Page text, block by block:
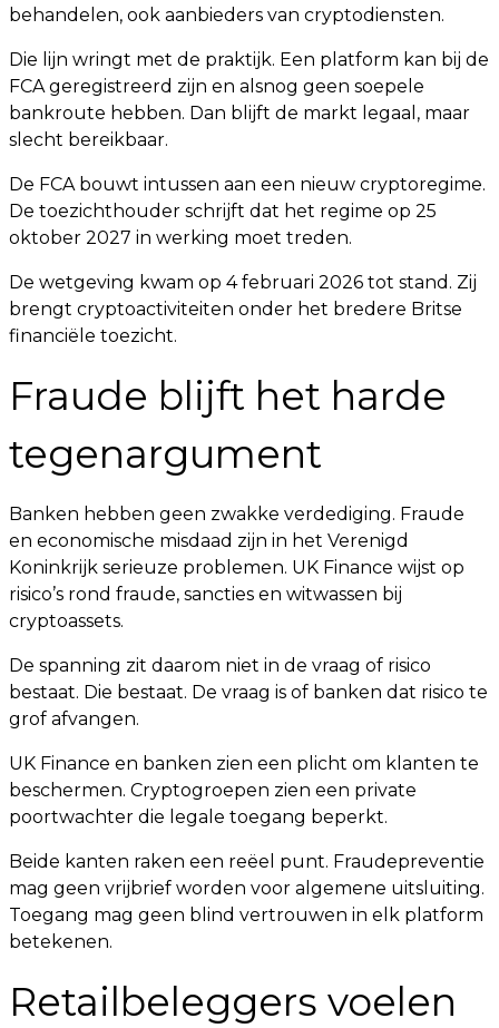
behandelen, ook aanbieders van cryptodiensten.
Die lijn wringt met de praktijk. Een platform kan bij de
FCA geregistreerd zijn en alsnog geen soepele
bankroute hebben. Dan blijft de markt legaal, maar
slecht bereikbaar.
De FCA bouwt intussen aan een nieuw cryptoregime.
De toezichthouder schrijft dat het regime op 25
oktober 2027 in werking moet treden.
De wetgeving kwam op 4 februari 2026 tot stand. Zij
brengt cryptoactiviteiten onder het bredere Britse
financiële toezicht.
Fraude blijft het harde
tegenargument
Banken hebben geen zwakke verdediging. Fraude
en economische misdaad zijn in het Verenigd
Koninkrijk serieuze problemen. UK Finance wijst op
risico’s rond fraude, sancties en witwassen bij
cryptoassets.
De spanning zit daarom niet in de vraag of risico
bestaat. Die bestaat. De vraag is of banken dat risico te
grof afvangen.
UK Finance en banken zien een plicht om klanten te
beschermen. Cryptogroepen zien een private
poortwachter die legale toegang beperkt.
Beide kanten raken een reëel punt. Fraudepreventie
mag geen vrijbrief worden voor algemene uitsluiting.
Toegang mag geen blind vertrouwen in elk platform
betekenen.
Retailbeleggers voelen